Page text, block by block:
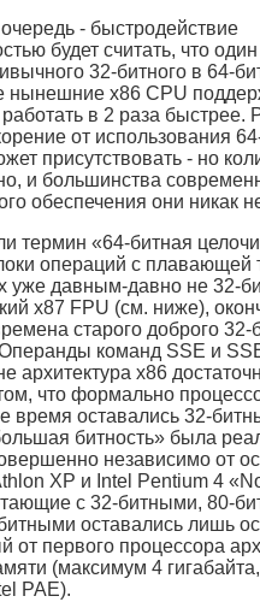
- быстродействие
будет считать, что
32-битного в 64-
нынешние x86 CPU
в 2 раза быстрее.
от использования
присутствовать - но
и большинства
обеспечения они никак
термин «64-битная
операций с плавающей
уже давным-давно не 32-
x87 FPU (см. ниже),
старого доброго 32-
команд SSE и
архитектура x86
что формально
время оставались 32-
битность» была
независимо от
XP и Intel Pentium 4
с 32-битными, 80-
оставались лишь
от первого процессора
(максимум 4
PAE).